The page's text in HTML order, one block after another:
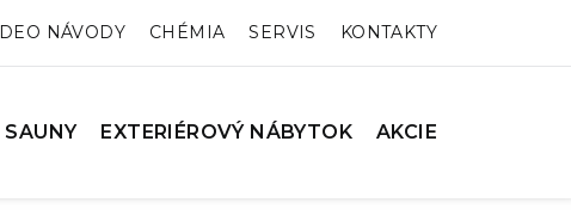
NÁVODY CHÉMIA SERVIS KONTAKTY
SAUNY EXTERIÉROVÝ NÁBYTOK AKCIE